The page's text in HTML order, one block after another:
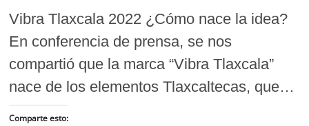
Vibra Tlaxcala 2022 ¿Cómo nace la idea?
En conferencia de prensa, se nos
compartió que la marca “Vibra Tlaxcala”
nace de los elementos Tlaxcaltecas, que…
Comparte esto: